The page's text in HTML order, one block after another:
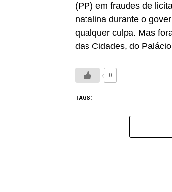
(PP) em fraudes de
natalina durante o
qualquer culpa. Mas
das Cidades, do
0
TAGS: